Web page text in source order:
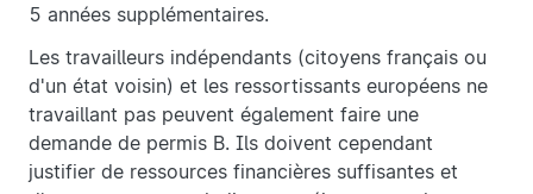
5 années supplémentaires.
Les travailleurs indépendants (citoyens français ou
d'un état voisin) et les ressortissants européens ne
travaillant pas peuvent également faire une
demande de permis B. Ils doivent cependant
justifier de ressources financières suffisantes et